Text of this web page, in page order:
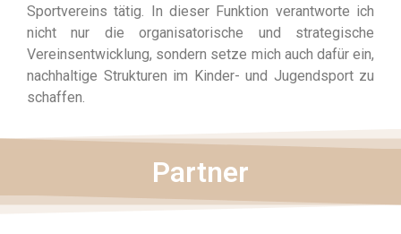
Sportvereins tätig. In dieser Funktion verantworte ich
nicht nur die organisatorische und strategische
Vereinsentwicklung, sondern setze mich auch dafür ein,
nachhaltige Strukturen im Kinder- und Jugendsport zu
schaffen.
Partner